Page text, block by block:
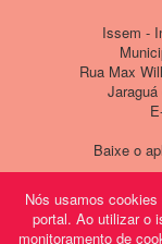
Nós usamos
portal. Ao utilizar o
monitoramento de
Issem -
Rua Max
Baixe o